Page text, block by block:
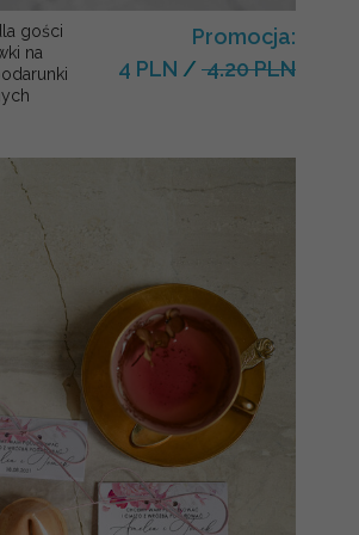
gości
na
Promocja:
4 PLN / 4.20 PLN